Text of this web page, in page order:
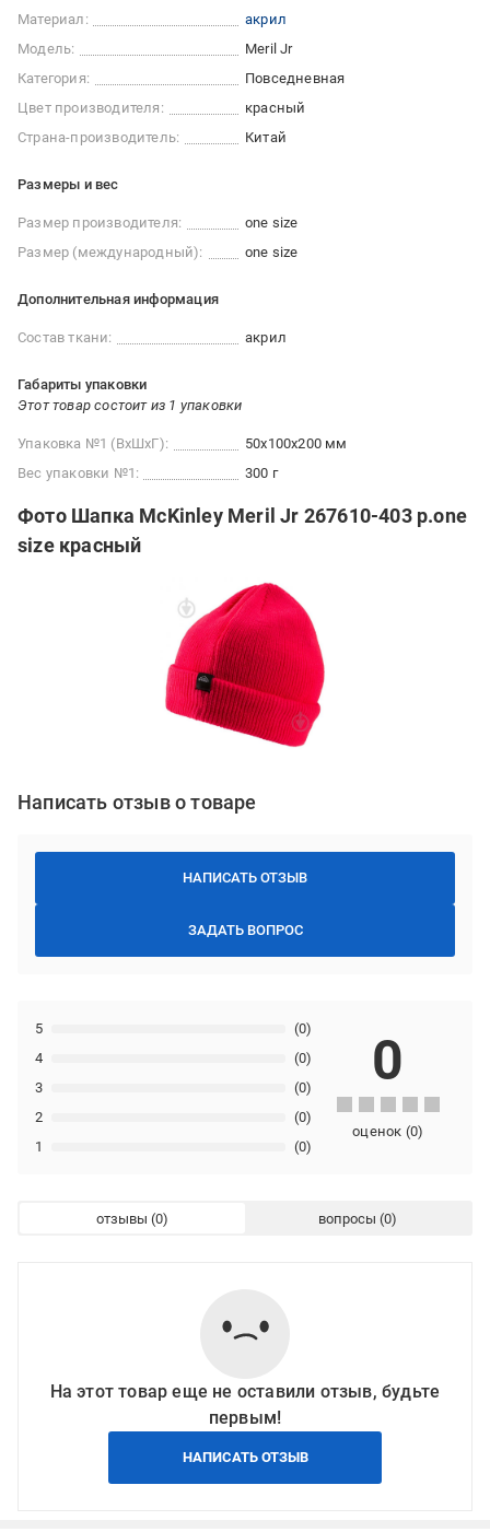
Материал:
акрил
Модель:
Meril Jr
Категория:
Повседневная
Цвет производителя:
красный
Страна-производитель:
Китай
Размеры и вес
Размер производителя:
one size
Размер (международный):
one size
Дополнительная информация
Состав ткани: акрил
Габариты упаковки
Этот товар состоит из 1 упаковки
Упаковка №1 (ВхШхГ):
50x100x200 мм
Вес упаковки №1:
300 г
Фото Шапка McKinley Meril Jr 267610-403 р.one
size красный
Написать отзыв о товаре
НАПИСАТЬ ОТЗЫВ
ЗАДАТЬ ВОПРОС
1 (0)
2 (0)
3 (0)
4 (0)
5 (0)
0
оценок (0)
отзывы вопросы
На этот товар еще не оставили отзыв, будьте
первым!
НАПИСАТЬ ОТЗЫВ